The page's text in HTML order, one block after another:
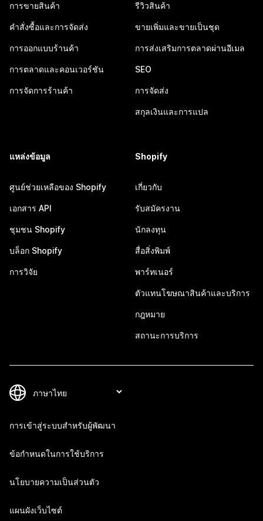
การขายสินค้า
คำสั่งซื้อและการจัดส่ง
การออกแบบร้านค้า
การตลาดและคอนเวอร์ชัน
การจัดการร้านค้า
รีวิวสินค้า
ขายเพิ่มและขายเป็นชุด
การส่งเสริมการตลาดผ่านอีเมล
SEO
การจัดส่ง
สกุลเงินและการแปล
แหล่งข้อมูล
ศูนย์ช่วยเหลือของ Shopify
เอกสาร API
ชุมชน Shopify
บล็อก Shopify
การวิจัย
Shopify
เกี่ยวกับ
รับสมัครงาน
นักลงทุน
สื่อสิ่งพิมพ์
พาร์ทเนอร์
ตัวแทนโฆษณาสินค้าและบริการ
กฎหมาย
สถานะการบริการ
การเข้าสู่ระบบสำหรับผู้พัฒนา
ข้อกำหนดในการใช้บริการ
นโยบายความเป็นส่วนตัว
แผนผังเว็บไซต์